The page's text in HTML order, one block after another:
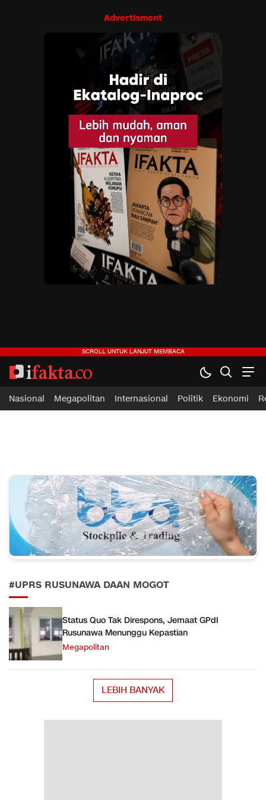
Advertisment
ifakta.co
#pastibenar
Nasional Megapolitan Internasional Politik Ekonomi
#UPRS RUSUNAWA DAAN MOGOT
Status Quo Tak Direspons, Jemaat GPdI
Rusunawa Menunggu Kepastian
Megapolitan
LEBIH BANYAK